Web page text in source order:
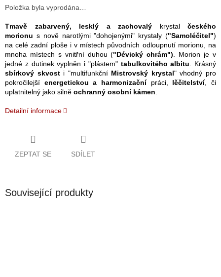
Položka byla vyprodána…
Tmavě zabarvený, lesklý a zachovalý krystalčeského
morionu s nově narotlými "dohojenými" krystaly ("Samoléčitel")
na celé zadní ploše i v místech původních odloupnutí morionu, na
mnoha místech s vnitřní duhou ("Dévický chrám"). Morion je v
jedné z dutinek vyplněn i "plástem"tabulkovitého albitu. Krásný
sbírkový skvosti "multifunkční Mistrovský krystal" vhodný pro
pokročilejší energetickou a harmonizačnípráci, lěčitelství, či
uplatnitelný jako silně ochranný osobní kámen.
Detailní informace
ZEPTAT SE SDÍLET
Související produkty